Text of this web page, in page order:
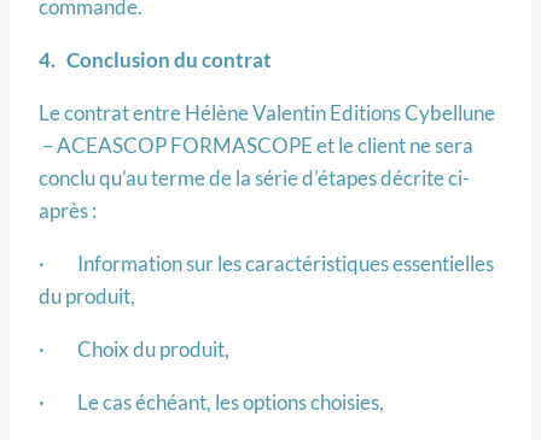
commande.
4. Conclusion du contrat
Le contrat entre Hélène Valentin Editions Cybellune
– ACEASCOP FORMASCOPE et le client ne sera
conclu qu’au terme de la série d’étapes décrite ci-
après :
· Information sur les caractéristiques essentielles
du produit,
· Choix du produit,
· Le cas échéant, les options choisies,